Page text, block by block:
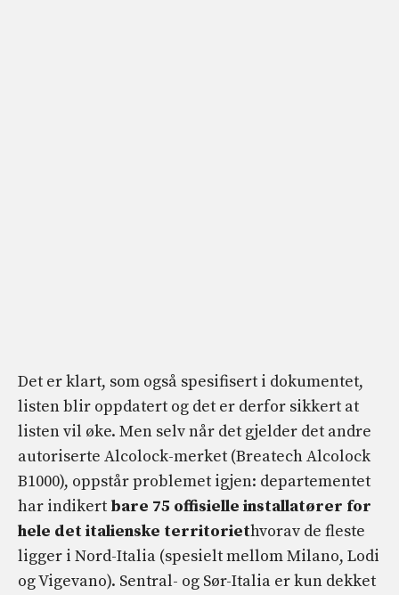
Det er klart, som også spesifisert i dokumentet,
listen blir oppdatert og det er derfor sikkert at
listen vil øke. Men selv når det gjelder det andre
autoriserte Alcolock-merket (Breatech Alcolock
B1000), oppstår problemet igjen: departementet
har indikert bare 75 offisielle installatører for
hele det italienske territoriethvorav de fleste
ligger i Nord-Italia (spesielt mellom Milano, Lodi
og Vigevano). Sentral- og Sør-Italia er kun dekket